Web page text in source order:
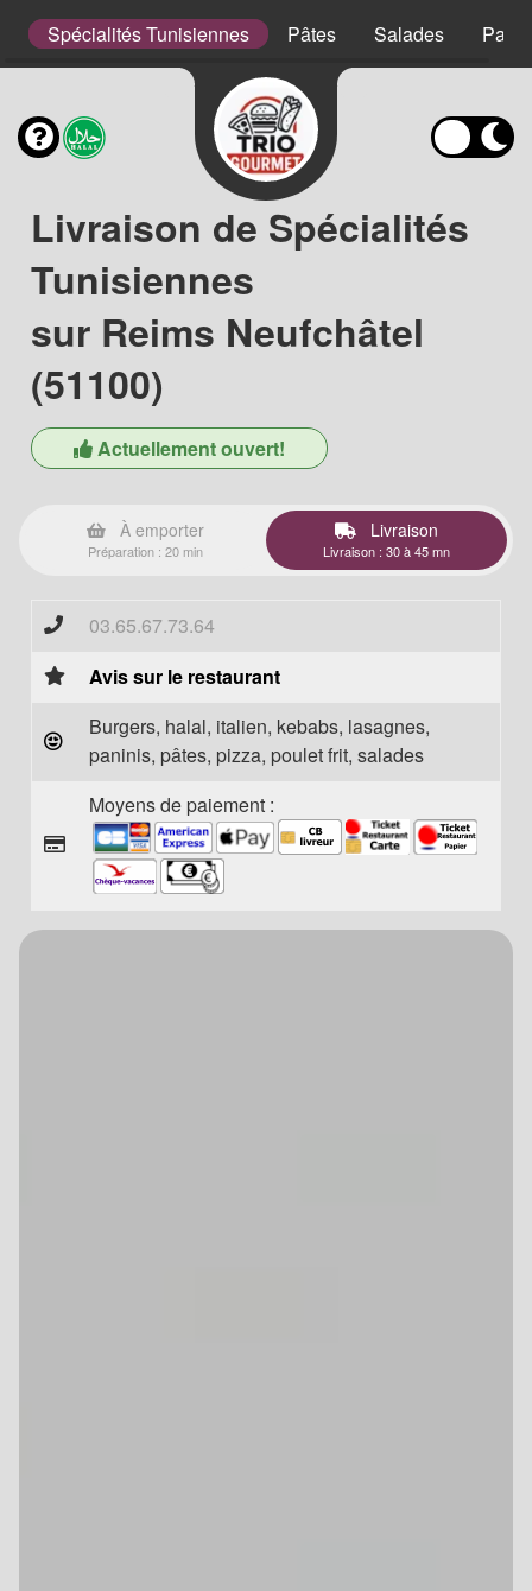
Spécialités Tunisiennes Pâtes Salades
Livraison de Spécialités
Tunisiennes
sur Reims Neufchâtel
(51100)
Actuellement ouvert!
À emporter
Préparation : 20 min
Livraison
Livraison : 30 à 45 mn
03.65.67.73.64
Avis sur le restaurant
Burgers, halal, italien, kebabs, lasagnes,
paninis, pâtes, pizza, poulet frit, salades
Moyens de paiement :